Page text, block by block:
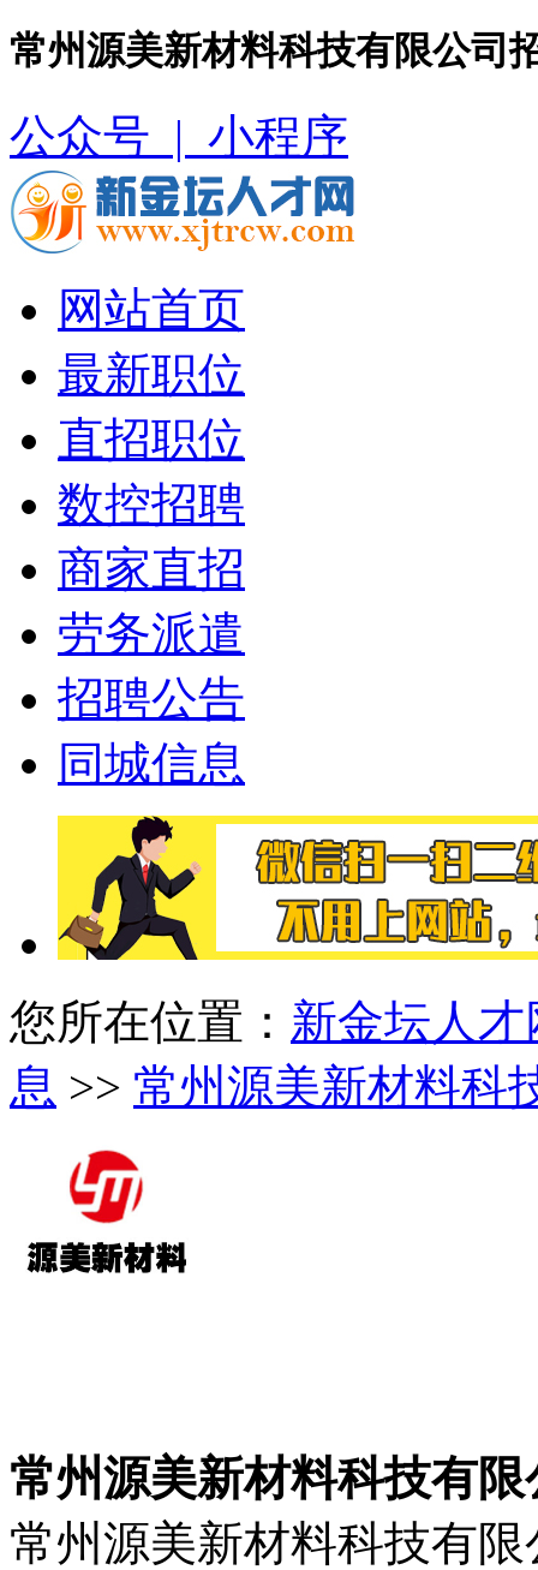
常州源美新材料科技有限公司
公众号 | 小程序
网站首页
最新职位
直招职位
数控招聘
商家直招
劳务派遣
招聘公告
同城信息
您所在位置： 新金坛人才
息 >> 常州源美新材料科
常州源美新材料科技有限
常州源美新材料科技有